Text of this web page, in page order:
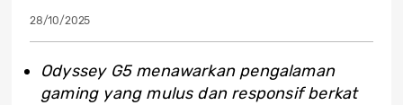
28/10/2025
Odyssey G5 menawarkan pengalaman
gaming yang mulus dan responsif berkat